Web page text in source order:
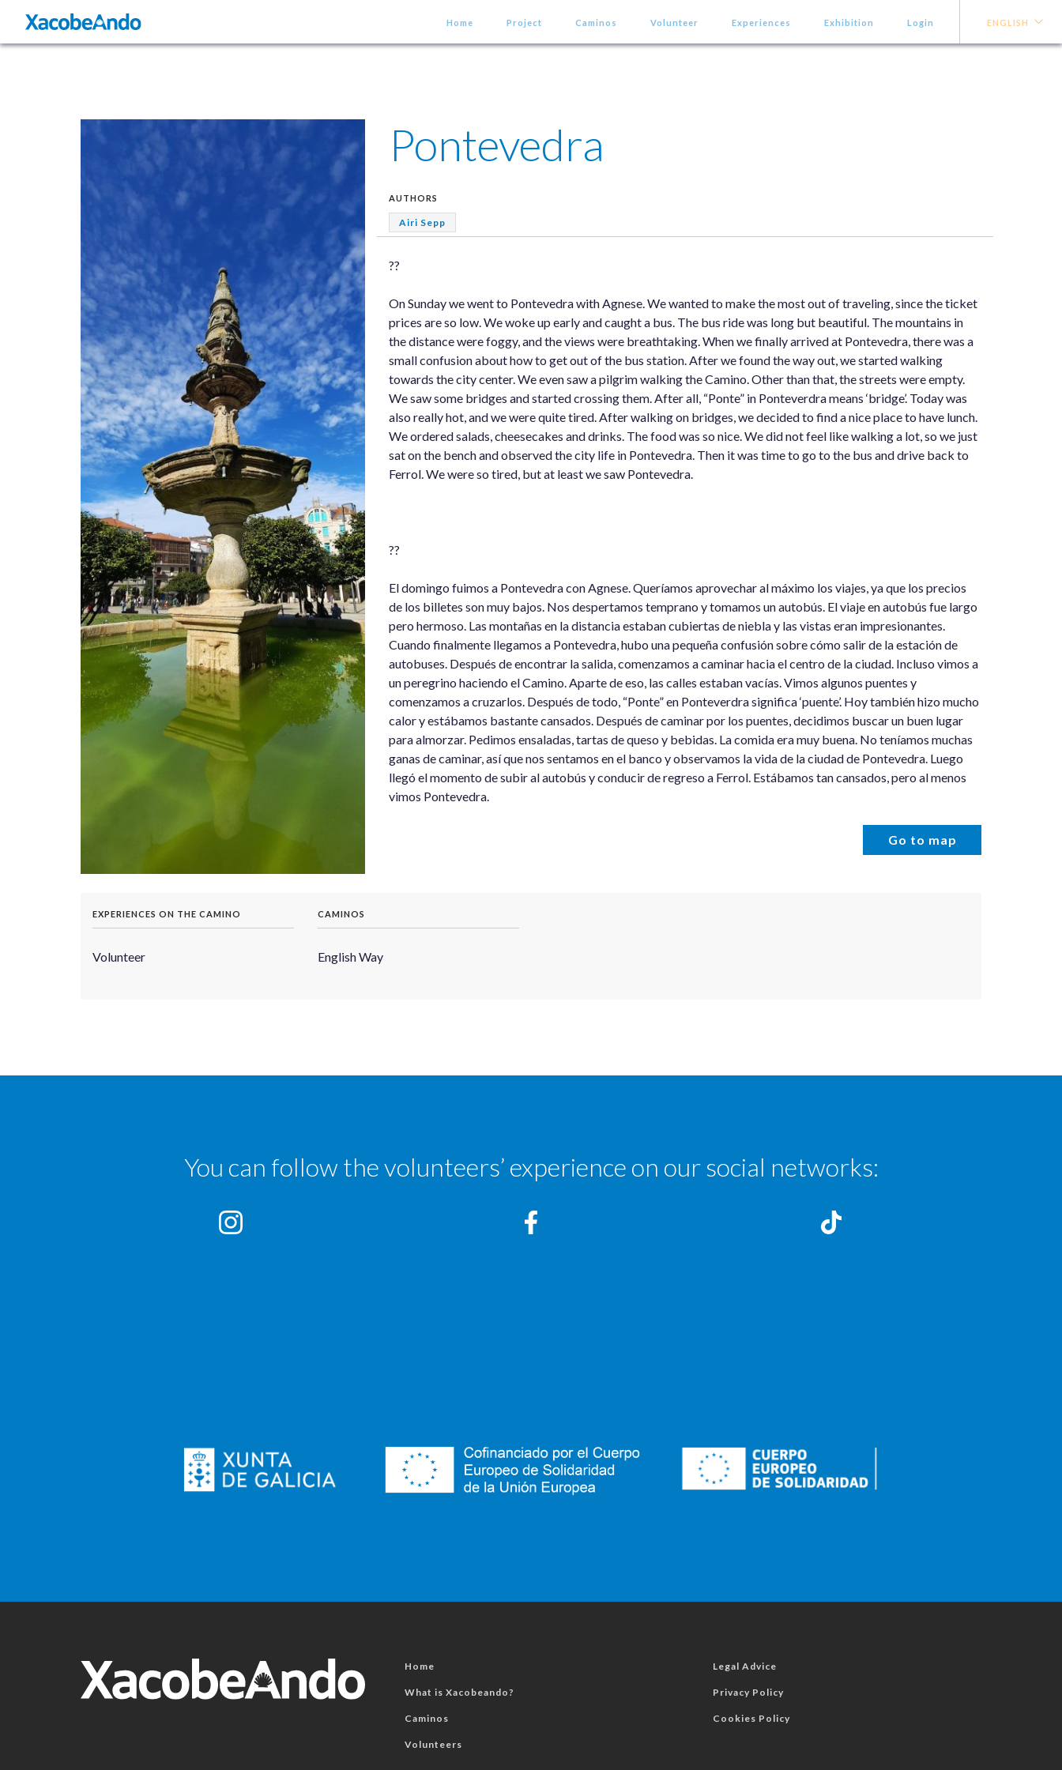
Home Project Caminos Volunteer Experiences Exhibition Login ENGLISH
Pontevedra
AUTHORS
Airi Sepp
??
On Sunday we went to Pontevedra with Agnese. We wanted to make the most out of traveling, since the ticket
prices are so low. We woke up early and caught a bus. The bus ride was long but beautiful. The mountains in
the distance were foggy, and the views were breathtaking. When we finally arrived at Pontevedra, there was a
small confusion about how to get out of the bus station. After we found the way out, we started walking
towards the city center. We even saw a pilgrim walking the Camino. Other than that, the streets were empty.
We saw some bridges and started crossing them. After all, “Ponte” in Ponteverdra means ‘bridge’. Today was
also really hot, and we were quite tired. After walking on bridges, we decided to find a nice place to have lunch.
We ordered salads, cheesecakes and drinks. The food was so nice. We did not feel like walking a lot, so we just
sat on the bench and observed the city life in Pontevedra. Then it was time to go to the bus and drive back to
Ferrol. We were so tired, but at least we saw Pontevedra.
??
El domingo fuimos a Pontevedra con Agnese. Queríamos aprovechar al máximo los viajes, ya que los precios
de los billetes son muy bajos. Nos despertamos temprano y tomamos un autobús. El viaje en autobús fue largo
pero hermoso. Las montañas en la distancia estaban cubiertas de niebla y las vistas eran impresionantes.
Cuando finalmente llegamos a Pontevedra, hubo una pequeña confusión sobre cómo salir de la estación de
autobuses. Después de encontrar la salida, comenzamos a caminar hacia el centro de la ciudad. Incluso vimos a
un peregrino haciendo el Camino. Aparte de eso, las calles estaban vacías. Vimos algunos puentes y
comenzamos a cruzarlos. Después de todo, “Ponte” en Ponteverdra significa ‘puente’. Hoy también hizo mucho
calor y estábamos bastante cansados. Después de caminar por los puentes, decidimos buscar un buen lugar
para almorzar. Pedimos ensaladas, tartas de queso y bebidas. La comida era muy buena. No teníamos muchas
ganas de caminar, así que nos sentamos en el banco y observamos la vida de la ciudad de Pontevedra. Luego
llegó el momento de subir al autobús y conducir de regreso a Ferrol. Estábamos tan cansados, pero al menos
vimos Pontevedra.
Go to map
EXPERIENCES ON THE CAMINO
Volunteer
CAMINOS
English Way
You can follow the volunteers’ experience on our social networks:
Home
What is Xacobeando?
Caminos
Volunteers
Legal Advice
Privacy Policy
Cookies Policy